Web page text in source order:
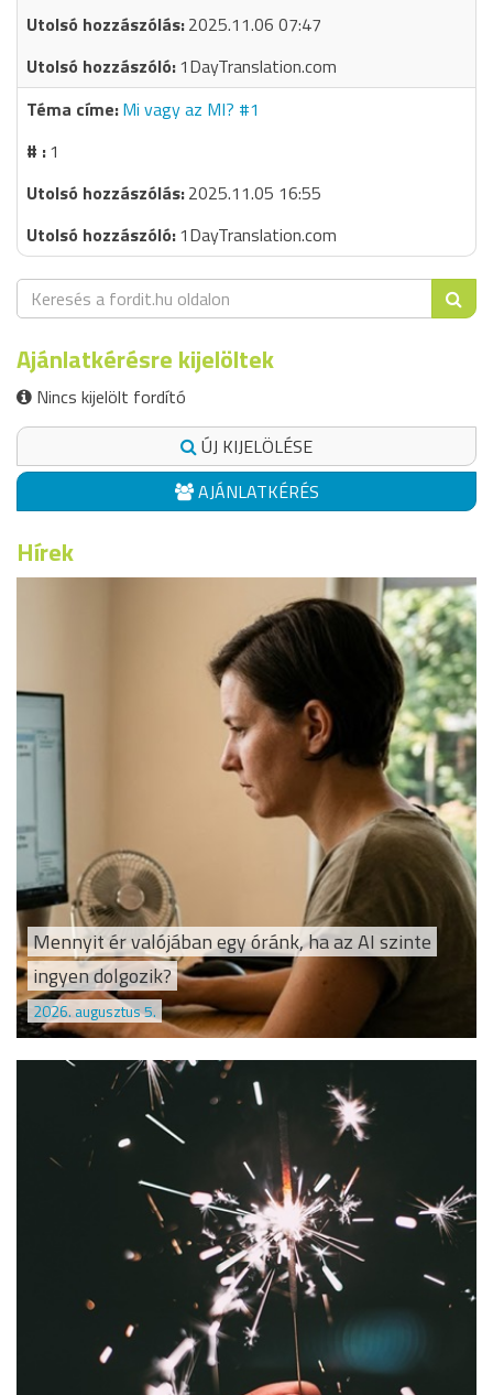
2025.11.06 07:47
1DayTranslation.com
Mi vagy az MI? #1
1
2025.11.05 16:55
1DayTranslation.com
Ajánlatkérésre kijelöltek
Nincs kijelölt fordító
ÚJ KIJELÖLÉSE
AJÁNLATKÉRÉS
Hírek
Mennyit ér valójában egy óránk, ha az AI szinte
ingyen dolgozik?
2026. augusztus 5.